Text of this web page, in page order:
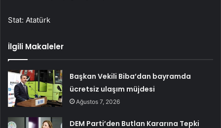
Stat: Atatürk
İlgili Makaleler
Başkan Vekili Biba’dan bayramda
ücretsiz ulaşım müjdesi
Ağustos 7, 2026
DEM Parti’den Butlan Kararına Tepki